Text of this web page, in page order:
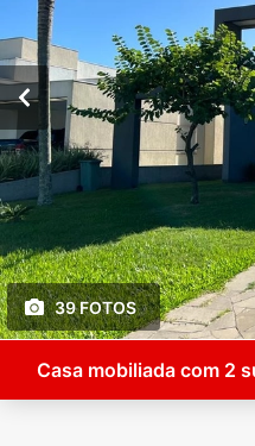
39 FOTOS
Casa mobiliada com 2